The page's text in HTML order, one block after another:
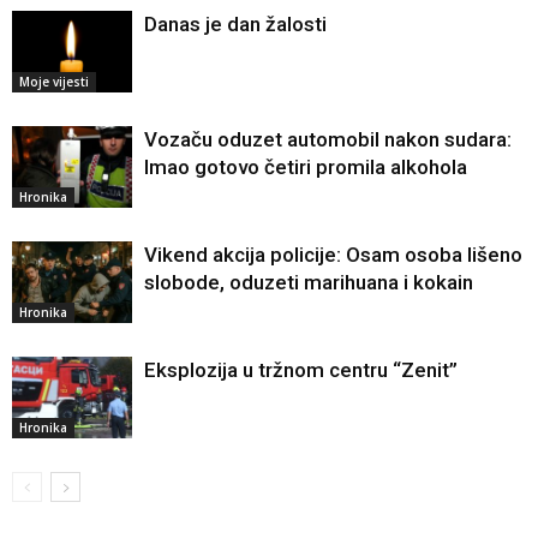
Moje vijesti
Danas je dan žalosti
Hronika
Vozaču oduzet automobil nakon sudara:
Imao gotovo četiri promila alkohola
Hronika
Vikend akcija policije: Osam osoba lišeno
slobode, oduzeti marihuana i kokain
Hronika
Eksplozija u tržnom centru “Zenit”